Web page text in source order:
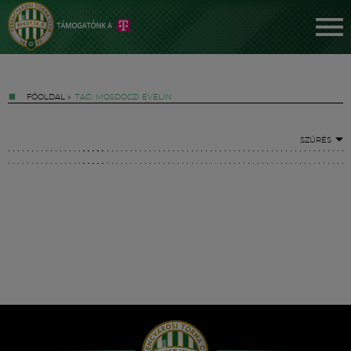
FŐOLDAL » TAG: MOSDÓCZI EVELIN
SZŰRÉS
Hírek